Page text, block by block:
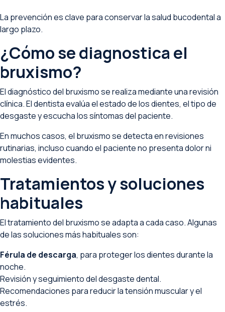
La prevención es clave para conservar la salud bucodental a
largo plazo.
¿Cómo se diagnostica el
bruxismo?
El diagnóstico del bruxismo se realiza mediante una revisión
clínica. El dentista evalúa el estado de los dientes, el tipo de
desgaste y escucha los síntomas del paciente.
En muchos casos, el bruxismo se detecta en revisiones
rutinarias, incluso cuando el paciente no presenta dolor ni
molestias evidentes.
Tratamientos y soluciones
habituales
El tratamiento del bruxismo se adapta a cada caso. Algunas
de las soluciones más habituales son:
Férula de descarga, para proteger los dientes durante la
noche.
Revisión y seguimiento del desgaste dental.
Recomendaciones para reducir la tensión muscular y el
estrés.